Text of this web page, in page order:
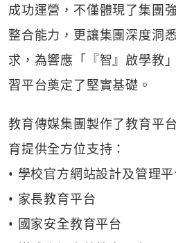
成功運營，不僅體現了集團
整合能力，更讓集團深度洞
求，為響應「『智』啟學教
習平台奠定了堅實基礎。
教育傳媒集團製作了教育平
育提供全方位支持：
• 學校官方網站設計及管理平
• 家長教育平台
• 國家安全教育平台